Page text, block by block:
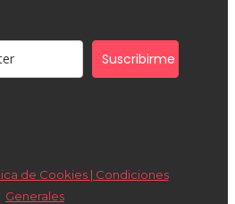
Suscribirme
de Cookies | Condiciones
Generales